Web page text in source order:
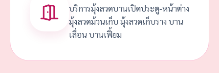
บริการมุ้งลวดบานเปิดประตู-หน้าต่าง
มุ้งลวดม้วนเก็บ มุ้งลวดเก็บราง บาน
เลื่อน บานเฟี้ยม